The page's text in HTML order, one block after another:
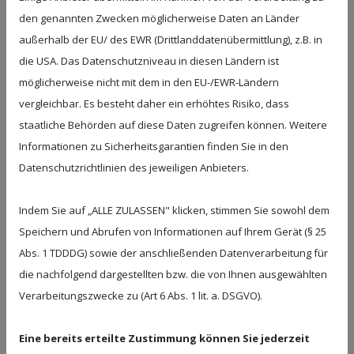
Erwachsene Zeiten mit höherer Belastung.
KURZFRISTIGER STRESS
Kurzzeitiger Stress gehört zum Alltag. Er kann dabei
helfen, Aufgaben zu bewältigen oder Ziele zu
erreichen. Nach einer anstrengenden Phase folgt
normalerweise eine Erholung.
Wenn ausreichend Pausen vorhanden sind, reguliert
sich der Zustand von selbst.
ANHALTENDE ERSCHÖPFUNG
Problematisch wird es, wenn Müdigkeit über längere
dafür, dass die vorhandenen Kräfte nachlassen.
den genannten Zwecken möglicherweise Daten an Länder
außerhalb der EU/ des EWR (Drittlanddatenübermittlung), z.B. in
die USA. Das Datenschutzniveau in diesen Ländern ist
möglicherweise nicht mit dem in den EU-/EWR-Ländern
vergleichbar. Es besteht daher ein erhöhtes Risiko, dass
staatliche Behörden auf diese Daten zugreifen können. Weitere
Informationen zu Sicherheitsgarantien finden Sie in den
Datenschutzrichtlinien des jeweiligen Anbieters.
Indem Sie auf „ALLE ZULASSEN" klicken, stimmen Sie sowohl dem
Speichern und Abrufen von Informationen auf Ihrem Gerät (§ 25
Abs. 1 TDDDG) sowie der anschließenden Datenverarbeitung für
die nachfolgend dargestellten bzw. die von Ihnen ausgewählten
Verarbeitungszwecke zu (Art 6 Abs. 1 lit. a. DSGVO).
Eine bereits erteilte Zustimmung können Sie jederzeit